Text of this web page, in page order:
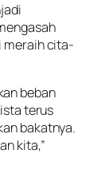
meraih cita-
beban
terus
bakatnya.
kita,”